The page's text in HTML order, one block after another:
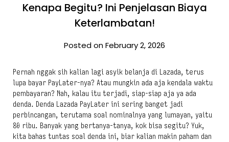
Kenapa Begitu? Ini Penjelasan Biaya
Keterlambatan!
Posted on February 2, 2026
Pernah nggak sih kalian lagi asyik belanja di Lazada, terus
lupa bayar PayLater-nya? Atau mungkin ada aja kendala waktu
pembayaran? Nah, kalau itu terjadi, siap-siap aja ya ada
denda. Denda Lazada PayLater ini sering banget jadi
perbincangan, terutama soal nominalnya yang lumayan, yaitu
80 ribu. Banyak yang bertanya-tanya, kok bisa segitu? Yuk,
kita bahas tuntas soal denda ini, biar kalian makin paham dan